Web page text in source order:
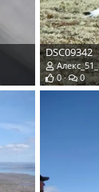
DSC09342
Алекс_51_
0
0